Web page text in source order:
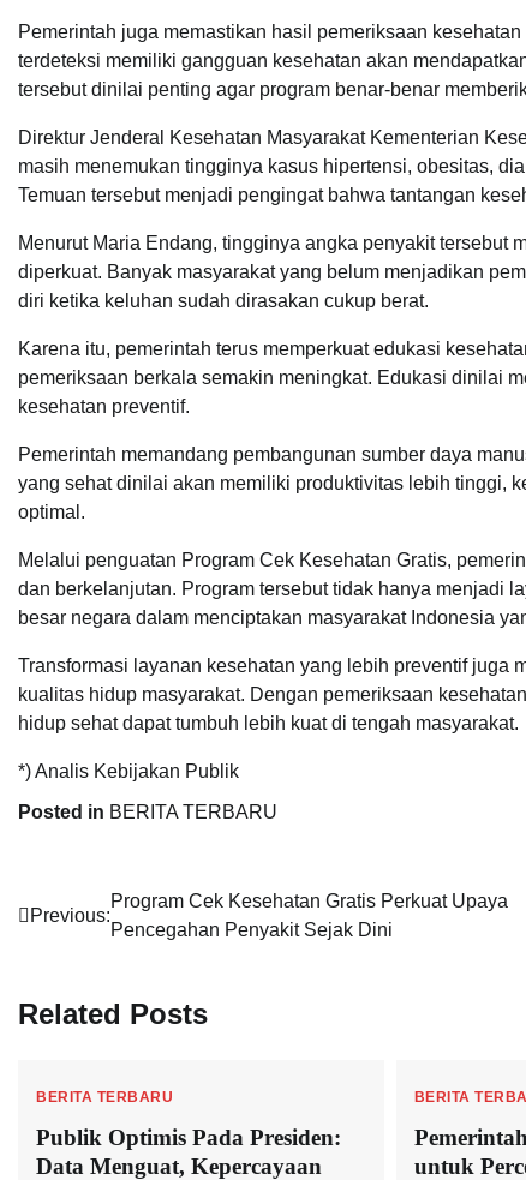
Pemerintah juga memastikan hasil pemeriksaan
terdeteksi memiliki gangguan kesehatan akan
tersebut dinilai penting agar program benar-benar
Direktur Jenderal Kesehatan Masyarakat Kementerian
masih menemukan tingginya kasus hipertensi, obesitas,
Temuan tersebut menjadi pengingat bahwa tantangan
Menurut Maria Endang, tingginya angka penyakit tersebut
diperkuat. Banyak masyarakat yang belum menjadikan
diri ketika keluhan sudah dirasakan cukup berat.
Karena itu, pemerintah terus memperkuat edukasi
pemeriksaan berkala semakin meningkat. Edukasi dinilai
kesehatan preventif.
Pemerintah memandang pembangunan sumber daya
yang sehat dinilai akan memiliki produktivitas lebih tinggi,
optimal.
Melalui penguatan Program Cek Kesehatan Gratis,
dan berkelanjutan. Program tersebut tidak hanya menjadi
besar negara dalam menciptakan masyarakat Indonesia
Transformasi layanan kesehatan yang lebih preventif juga
kualitas hidup masyarakat. Dengan pemeriksaan
hidup sehat dapat tumbuh lebih kuat di tengah masyarakat.
*) Analis Kebijakan Publik
Posted in BERITA TERBARU
Navigasi
Previous:
Program Cek Kesehatan Gratis Perkuat Upaya
Pencegahan Penyakit Sejak Dini
Related Posts
BERITA TERBARU
Publik Optimis Pada Presiden:
Data Menguat, Kepercayaan
BERITA
untuk